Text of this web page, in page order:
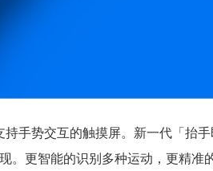
手势交互的触摸屏。新一代「抬
。更智能的识别多种运动，更精